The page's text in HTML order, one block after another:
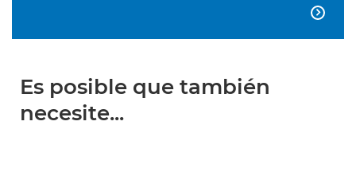

Es posible que también
necesite...